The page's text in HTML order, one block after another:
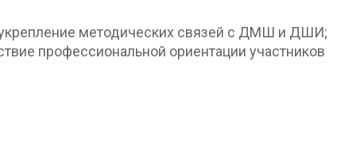
методических связей с ДМШ и ДШИ;
профессиональной ориентации участников